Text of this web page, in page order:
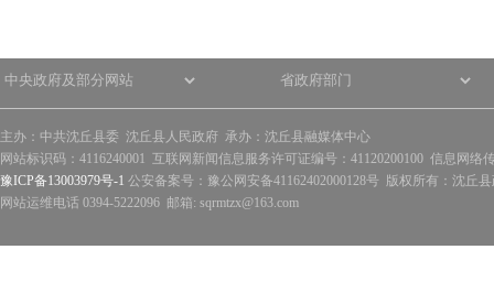
主办：中共沈丘县委 沈丘县人民政府 承办：沈丘县融媒体中心
网站标识码：4116240001 互联网新闻信息服务许可证编号：41120200100 信息网络
豫ICP备13003979号-1 公安备案号：豫公网安备41162402000128号 版权所有：沈丘
网站运维电话 0394-5222096 邮箱: sqrmtzx@163.com